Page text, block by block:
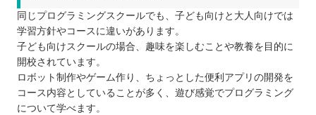
同じプログラミングスクールでも、子ども向けと大人向けでは
学習方針やコースに違いがあります。
子ども向けスクールの場合、趣味を楽しむことや教養を目的に
開校されています。
ロボット制作やゲーム作り、ちょっとした便利アプリの開発を
コース内容としていることが多く、遊び感覚でプログラミング
について学べます。